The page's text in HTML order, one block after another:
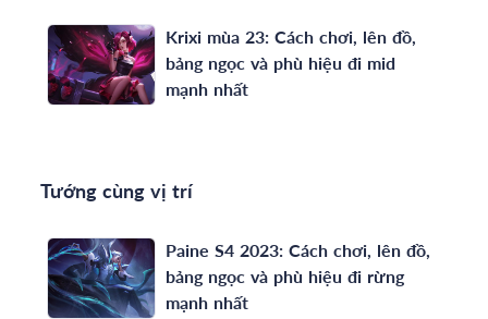
Krixi mùa 23: Cách chơi, lên đồ,
bảng ngọc và phù hiệu đi mid
mạnh nhất
Tướng cùng vị trí
Paine S4 2023: Cách chơi, lên đồ,
bảng ngọc và phù hiệu đi rừng
mạnh nhất